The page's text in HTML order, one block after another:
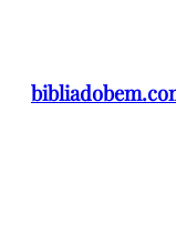
conteúdo